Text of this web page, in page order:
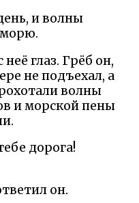
и волны
морю.
глаз. Грёб он,
не подъехал, а
волны
и морской пены
дорога!
он.